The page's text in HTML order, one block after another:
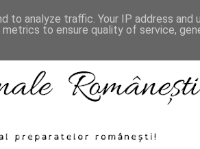
to analyze traffic. Your IP address and
to ensure quality of service,